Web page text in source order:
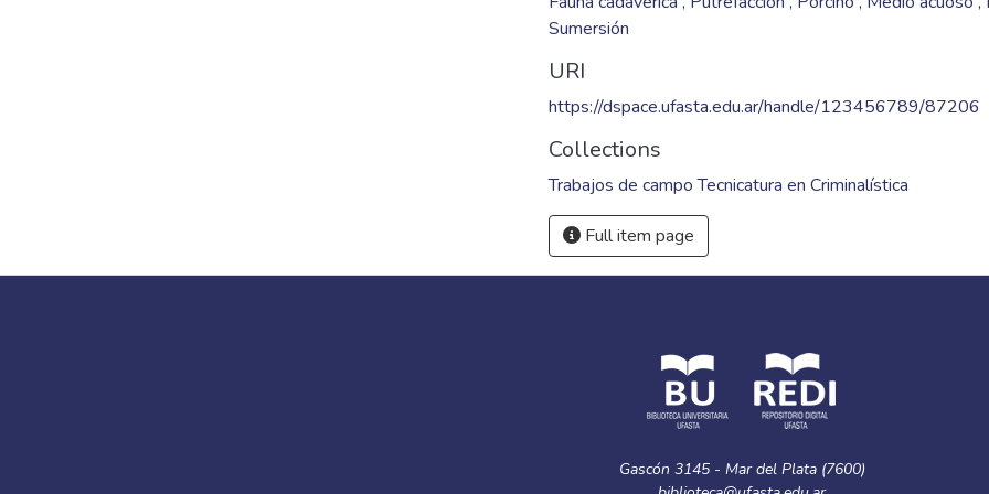
Sumersión
URI
https://dspace.ufasta.edu.ar/handle/123456789/87206
Collections
Trabajos de campo Tecnicatura en Criminalística
Full item page
Gascón 3145 - Mar del Plata (7600)